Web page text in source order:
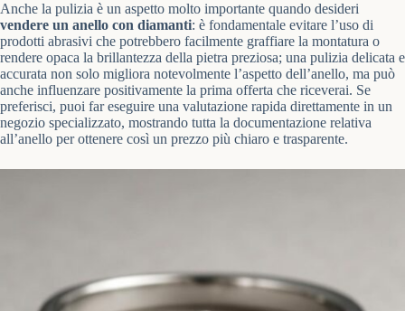
Anche la pulizia è un aspetto molto importante quando desideri
vendere un anello con diamanti: è fondamentale evitare l’uso di
prodotti abrasivi che potrebbero facilmente graffiare la montatura o
rendere opaca la brillantezza della pietra preziosa; una pulizia delicata e
accurata non solo migliora notevolmente l’aspetto dell’anello, ma può
anche influenzare positivamente la prima offerta che riceverai. Se
preferisci, puoi far eseguire una valutazione rapida direttamente in un
negozio specializzato, mostrando tutta la documentazione relativa
all’anello per ottenere così un prezzo più chiaro e trasparente.